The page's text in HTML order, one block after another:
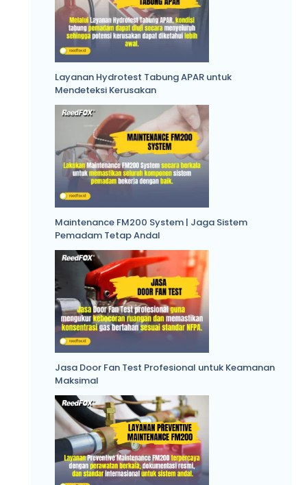
Layanan Hydrotest Tabung APAR untuk
Mendeteksi Kerusakan
Maintenance FM200 System | Jaga Sistem
Pemadam Tetap Andal
Jasa Door Fan Test Profesional untuk Keamanan
Maksimal